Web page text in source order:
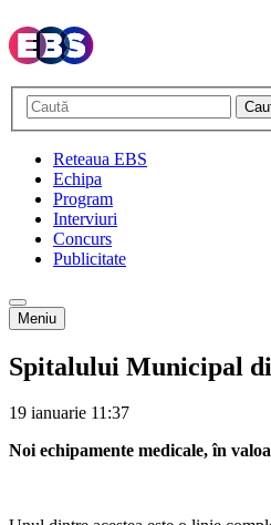
Reteaua EBS
Echipa
Program
Interviuri
Concurs
Publicitate
Meniu
Spitalului Municipal
19 ianuarie 11:37
Noi echipamente medicale, în